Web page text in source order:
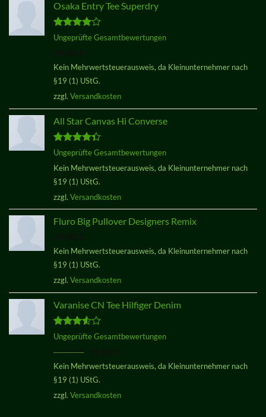
Osaka Entry Tee Superdry
Bewertet
Ungeprüfte Gesamtbewertungen
Kein Mehrwertsteuerausweis, da Kleinunternehmer nach
§19 (1) UStG.
zzgl. Versandkosten
All Star Canvas Hi Converse
Bewertet
mit 4.33
von 5
Ungeprüfte Gesamtbewertungen
Kein Mehrwertsteuerausweis, da Kleinunternehmer nach
§19 (1) UStG.
zzgl. Versandkosten
Fluro Big Pullover Designers Remix
Kein Mehrwertsteuerausweis, da Kleinunternehmer nach
§19 (1) UStG.
zzgl. Versandkosten
Varanise CN Tee Hilfiger Denim
Bewertet
von 5
Ungeprüfte Gesamtbewertungen
29,00€
Preis
war:
Preis
Kein Mehrwertsteuerausweis, da Kleinunternehmer nach
§19 (1) UStG.
zzgl. Versandkosten